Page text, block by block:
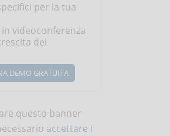
per la tua
videoconferenza
dei
DEMO GRATUITA
questo banner
accettare i